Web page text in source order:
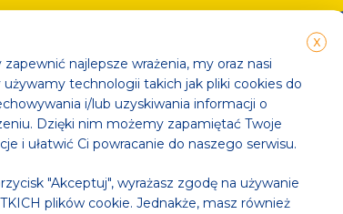
postanowiła zamienić rolę
pogłębia, a także dostarczanie dużej
X
zapewnić najlepsze wrażenia, my oraz nasi
technologii takich jak pliki cookies do
i/lub uzyskiwania informacji o
Dzięki nim możemy zapamiętać Twoje
i ułatwić Ci powracanie do naszego serwisu.
"Akceptuj", wyrażasz zgodę na używanie
plików cookie. Jednakże, masz również